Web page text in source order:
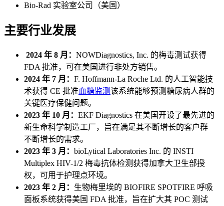
Bio-Rad 实验室公司（美国）
主要行业发展
2024 年 8 月： NOWDiagnostics, Inc. 的梅毒测试获得
FDA 批准，可在美国进行非处方销售。
2024 年 7 月： F. Hoffmann-La Roche Ltd. 的人工智能技
术获得 CE 批准血糖监测该系统能够预测糖尿病人群的
关键医疗保健问题。
2023 年 10 月： EKF Diagnostics 在美国开设了最先进的
新生命科学制造工厂，旨在满足其不断增长的客户群
不断增长的需求。
2023 年 3 月： bioLytical Laboratories Inc. 的 INSTI
Multiplex HIV-1/2 梅毒抗体检测获得加拿大卫生部授
权，可用于护理点环境。
2023 年 2 月： 生物梅里埃的 BIOFIRE SPOTFIRE 呼吸
面板系统获得美国 FDA 批准，旨在扩大其 POC 测试